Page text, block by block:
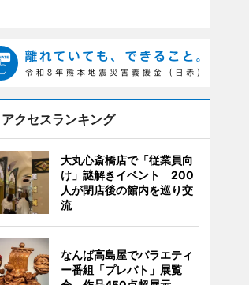
アクセスランキング
大丸心斎橋店で「従業員向
け」謎解きイベント 200
人が閉店後の館内を巡り交
流
なんば高島屋でバラエティ
ー番組「プレバト」展覧